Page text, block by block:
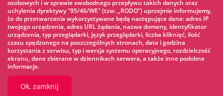
Water Park »
Ice skating rink »
KINOECK »
Museum »
osobowych i w sprawie swobodnego przepływu takich danych oraz
uchylenia dyrektywy "95/46/WE" (tzw. „RODO”) uprzejmie informujemy,
że do przetwarzania wykorzystywane będą następujące dane: adres IP
twojego urządzenia, adres URL żądania, nazwa domeny, identyfikator
urządzenia, typ przeglądarki, język przeglądarki, liczba kliknięć, ilość
czasu spędzonego na poszczególnych stronach, data i godzina
korzystania z serwisu, typ i wersja systemu operacyjnego, rozdzielczość
ekranu, dane zbierane w dziennikach serwera, a także inne podobne
informacje.
Ok, zamknij